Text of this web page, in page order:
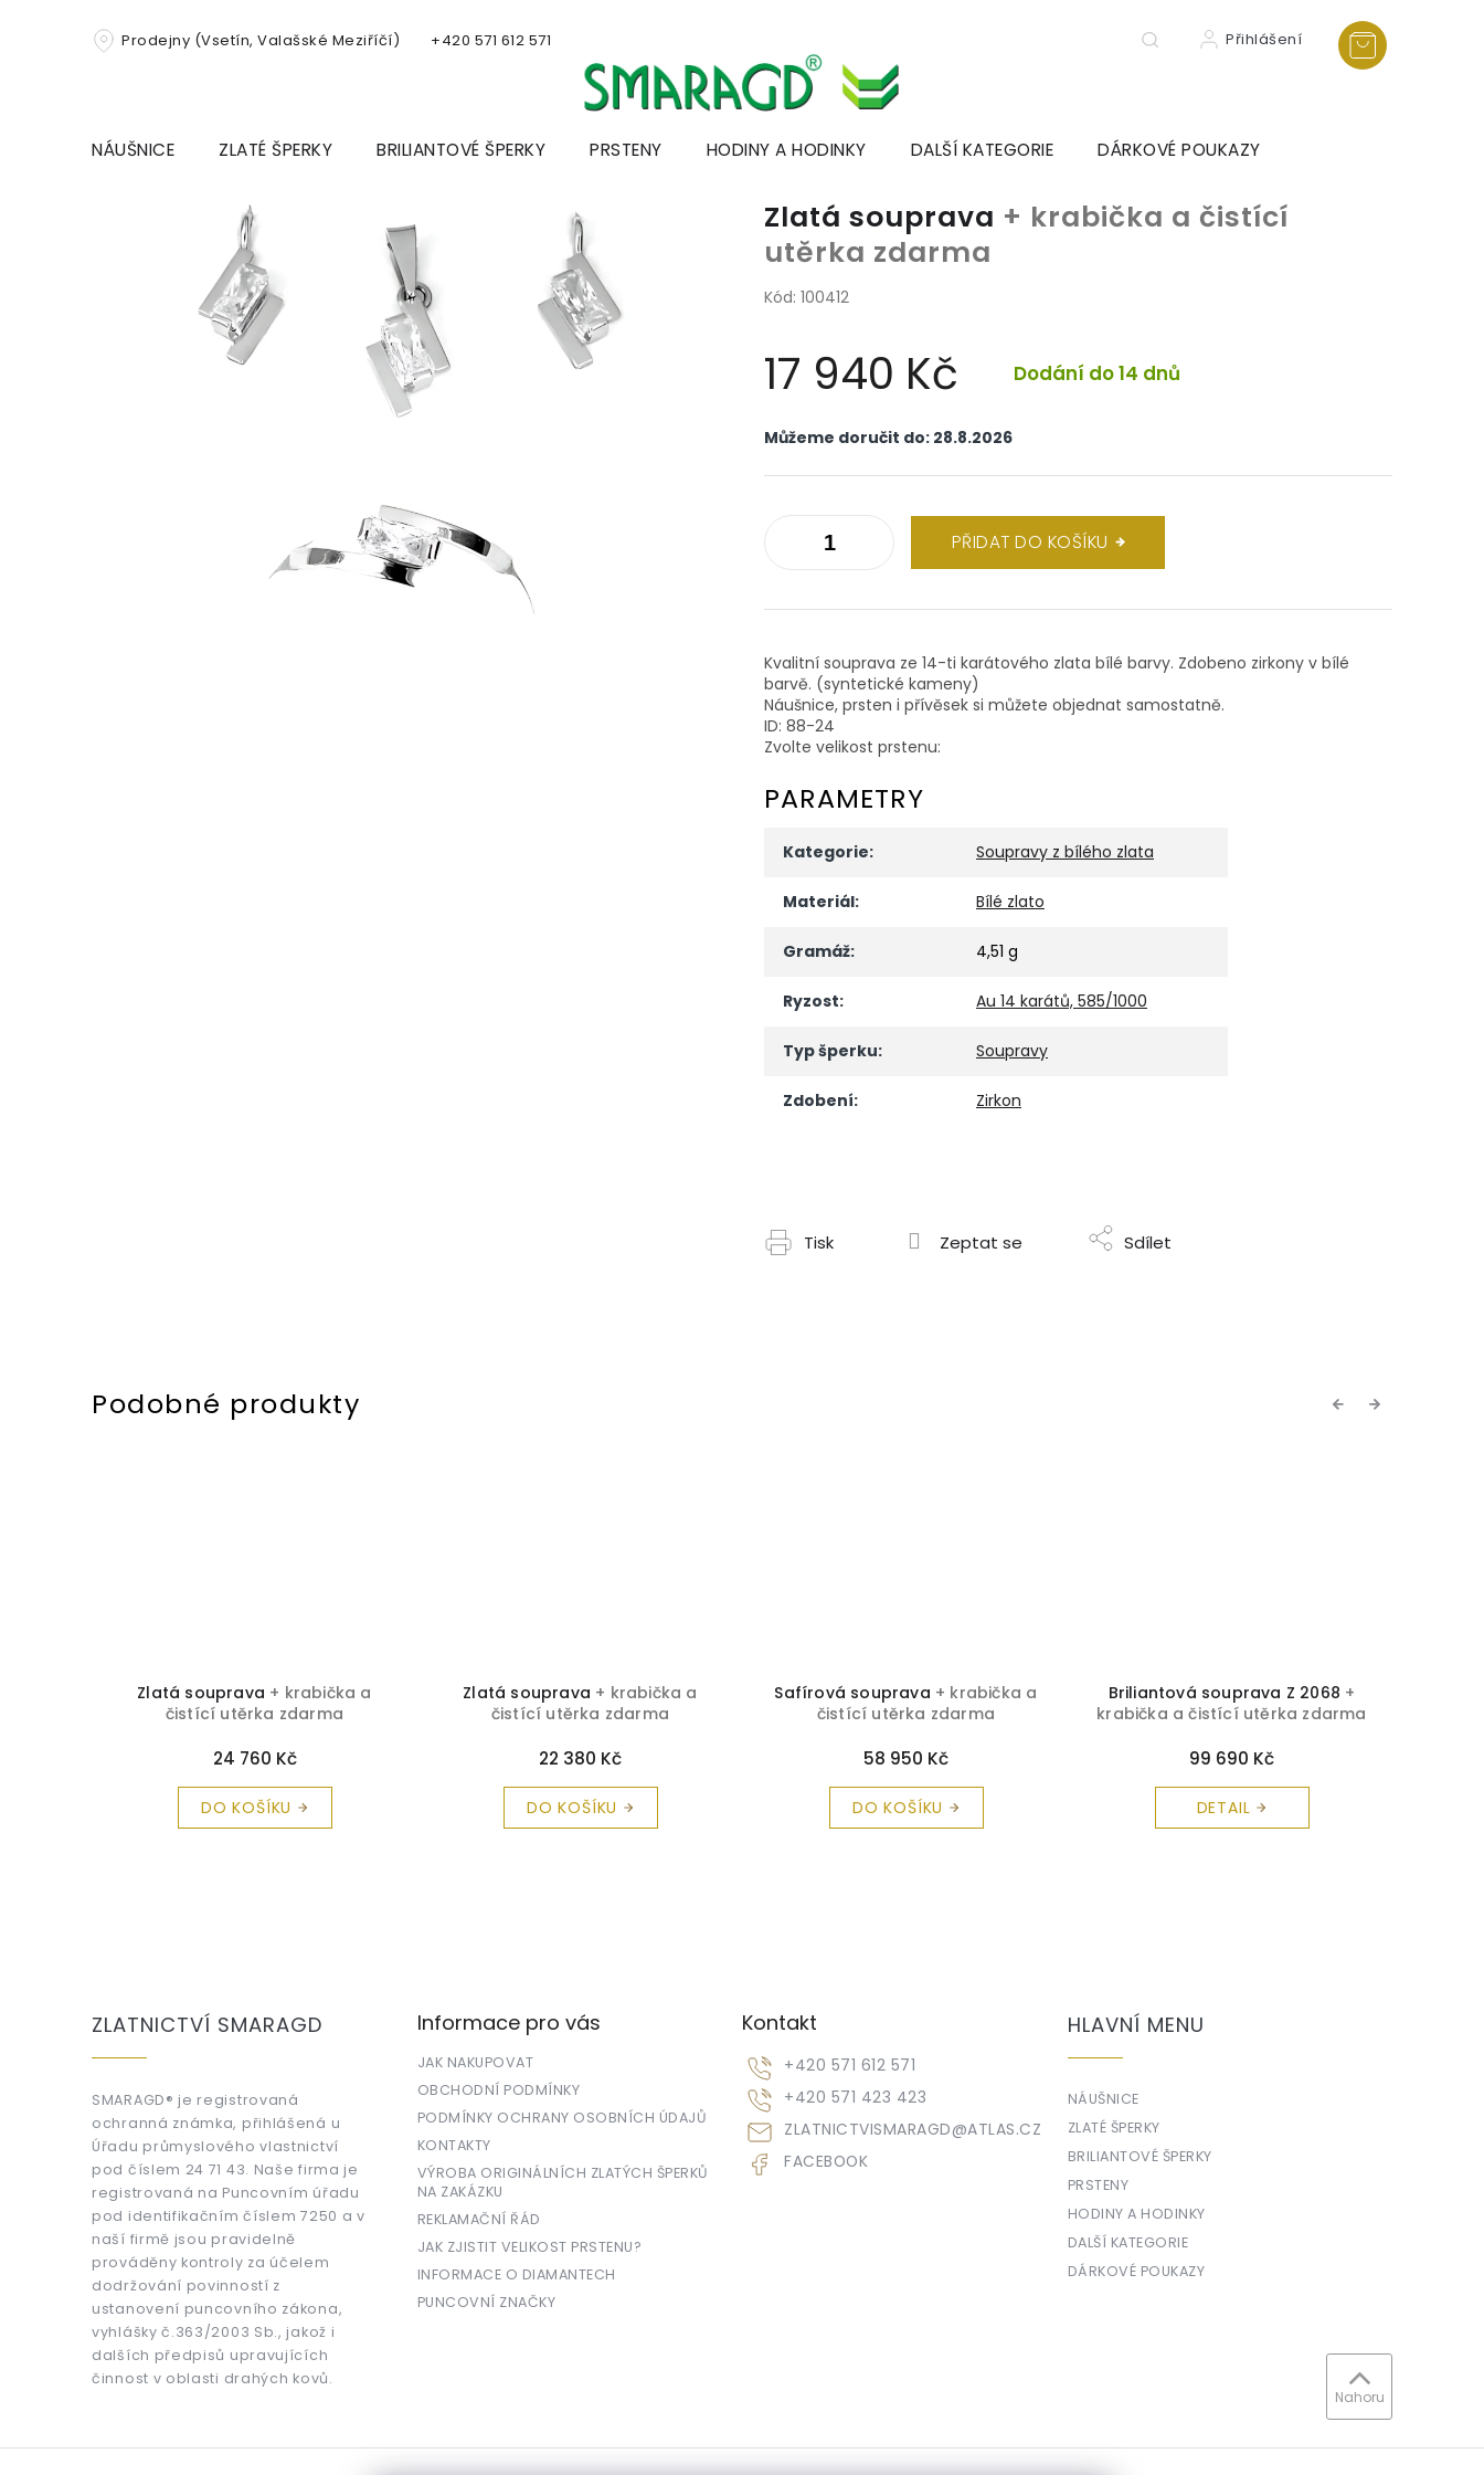
Prodejny (Vsetín, Valašské Meziříčí) +420 571 612 571 Přihlášení
NÁUŠNICE ZLATÉ ŠPERKY BRILIANTOVÉ ŠPERKY PRSTENY HODINY A HODINKY DALŠÍ KATEGORIE DÁRKOVÉ POUKAZY
Zlatá souprava + krabička a čistící
utěrka zdarma
Kód: 100412
17 940 Kč Dodání do 14 dnů
cena:
Můžeme doručit do: 28.8.2026
PŘIDAT DO KOŠÍKU
Kvalitní souprava ze 14-ti karátového zlata bílé barvy. Zdobeno zirkony v bílé
barvě. (syntetické kameny)
Náušnice, prsten i přívěsek si můžete objednat samostatně.
ID: 88-24
Zvolte velikost prstenu:
PARAMETRY
Kategorie: Soupravy z bílého zlata
Materiál: Bílé zlato
Gramáž: 4,51 g
Ryzost: Au 14 karátů, 585/1000
Typ šperku: Soupravy
Zdobení: Zirkon
Tisk Zeptat se Sdílet
Previous
Zlatá souprava + krabička a
čistící utěrka zdarma
24 760 Kč
DO KOŠÍKU
Zlatá souprava + krabička a
čistící utěrka zdarma
22 380 Kč
DO KOŠÍKU
Safírová souprava + krabička a
čistící utěrka zdarma
58 950 Kč
DO KOŠÍKU
Briliantová souprava Z 2068 +
krabička a čistící utěrka zdarma
99 690 Kč
DETAIL
Next
ZLATNICTVÍ SMARAGD
SMARAGD® je registrovaná
ochranná známka, přihlášená u
Úřadu průmyslového vlastnictví
pod číslem 24 71 43. Naše firma je
registrovaná na Puncovním úřadu
pod identifikačním číslem 7250 a v
naší firmě jsou pravidelně
prováděny kontroly za účelem
dodržování povinností z
ustanovení puncovního zákona,
vyhlášky č.363/2003 Sb., jakož i
dalších předpisů upravujících
činnost v oblasti drahých kovů.
Informace pro vás
JAK NAKUPOVAT
OBCHODNÍ PODMÍNKY
PODMÍNKY OCHRANY OSOBNÍCH ÚDAJŮ
KONTAKTY
VÝROBA ORIGINÁLNÍCH ZLATÝCH ŠPERKŮ
NA ZAKÁZKU
REKLAMAČNÍ ŘÁD
JAK ZJISTIT VELIKOST PRSTENU?
INFORMACE O DIAMANTECH
PUNCOVNÍ ZNAČKY
Kontakt
ZLATNICTVISMARAGD@ATLAS.CZ
+420 571 612 571
+420 571 423 423
FACEBOOK
HLAVNÍ MENU
NÁUŠNICE
ZLATÉ ŠPERKY
BRILIANTOVÉ ŠPERKY
PRSTENY
HODINY A HODINKY
DALŠÍ KATEGORIE
DÁRKOVÉ POUKAZY
Nahoru